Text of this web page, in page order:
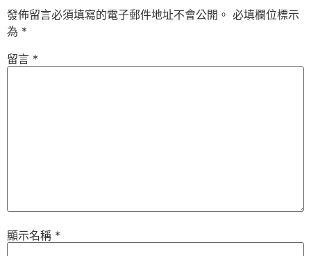
發佈留言必須填寫的電子郵件地址不會公開。 必填欄位標示
為 *
留言 *
顯示名稱 *